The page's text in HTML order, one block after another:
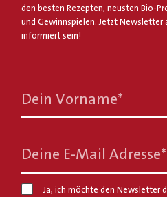
den besten Rezepten, neusten Bio-
und Gewinnspielen. Jetzt Newsletter
informiert sein!
Dein Vorname*
Deine E-Mail Adresse*
Ja, ich möchte den Newsletter